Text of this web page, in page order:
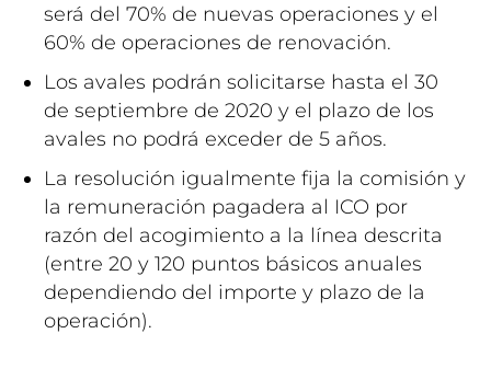
será del 70% de nuevas operaciones y el
60% de operaciones de renovación.
Los avales podrán solicitarse hasta el 30
de septiembre de 2020 y el plazo de los
avales no podrá exceder de 5 años.
La resolución igualmente fija la comisión y
la remuneración pagadera al ICO por
razón del acogimiento a la línea descrita
(entre 20 y 120 puntos básicos anuales
dependiendo del importe y plazo de la
operación).